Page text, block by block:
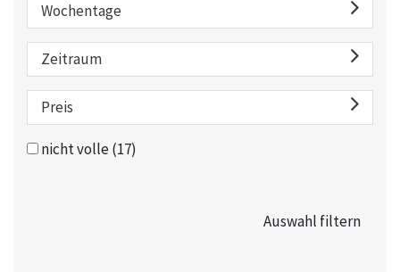
Wochentage
Zeitraum
Preis
nicht volle(17)